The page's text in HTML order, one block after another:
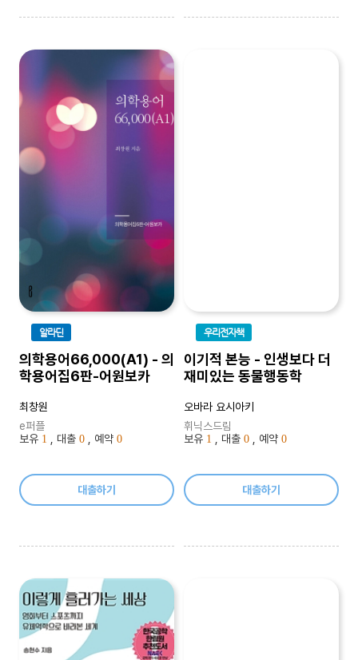
알라딘
의학용어66,000(A1) - 의
학용어집6판-어원보카
최창원
e퍼플
보유 1 , 대출 0 , 예약 0
대출하기
우리전자책
이기적 본능 - 인생보다 더
재미있는 동물행동학
오바라 요시아키
휘닉스드림
보유 1 , 대출 0 , 예약 0
대출하기